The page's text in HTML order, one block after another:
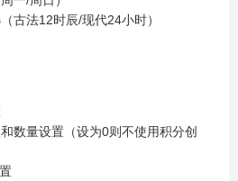
古法12时辰/现代24小时）
数量设置（设为0则不使用积分创